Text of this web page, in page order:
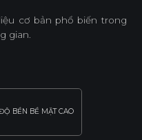
cơ bản phổ biến trong
gian.
BỀN BỀ MẶT CAO